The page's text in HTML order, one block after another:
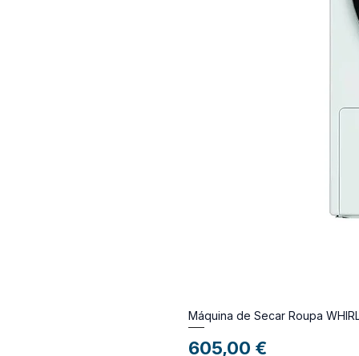
Máquina de Secar Roupa
Preço
605,00 €